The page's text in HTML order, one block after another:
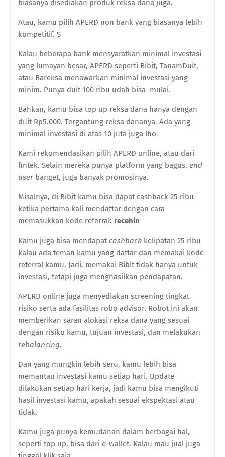
biasanya disediakan produk reksa dana juga.
Atau, kamu pilih APERD non bank yang biasanya lebih
kompetitif. S
Kalau beberapa bank mensyaratkan minimal investasi
yang lumayan besar, APERD seperti Bibit, TanamDuit,
atau Bareksa menawarkan minimal investasi yang
minim. Punya duit 100 ribu udah bisa mulai.
Bahkan, kamu bisa top up reksa dana hanya dengan
duit Rp5.000. Tergantung reksa dananya. Ada yang
minimal investasi di atas 10 juta juga lho.
Kami rekomendasikan pilih APERD online, atau dari
fintek. Selain mereka punya platform yang bagus, end
user banget, juga banyak promosinya.
Misalnya, di Bibit kamu bisa dapat cashback 25 ribu
ketika pertama kali mendaftar dengan cara
memasukkan kode referral: recehin
Kamu juga bisa mendapatcashback kelipatan 25 ribu
kalau ada teman kamu yang daftar dan memakai kode
referral kamu. Jadi, memakai Bibit tidak hanya untuk
investasi, tetapi juga menghasilkan pendapatan.
APERD online juga menyediakan screening tingkat
risiko serta ada fasilitas robo advisor. Robot ini akan
memberikan saran alokasi reksa dana yang sesuai
dengan risiko kamu, tujuan investasi, dan melakukan
rebalancing.
Dan yang mungkin lebih seru, kamu lebih bisa
memantau investasi kamu setiap hari. Update
dilakukan setiap hari kerja, jadi kamu bisa mengikuti
hasil investasi kamu, apakah sesuai ekspektasi atau
tidak.
Kamu juga punya kemudahan dalam berbagai hal,
seperti top up, bisa dari e-wallet. Kalau mau jual juga